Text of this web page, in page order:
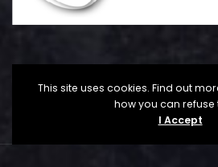
This site uses cookies. Find out
how you can refuse
I Accept